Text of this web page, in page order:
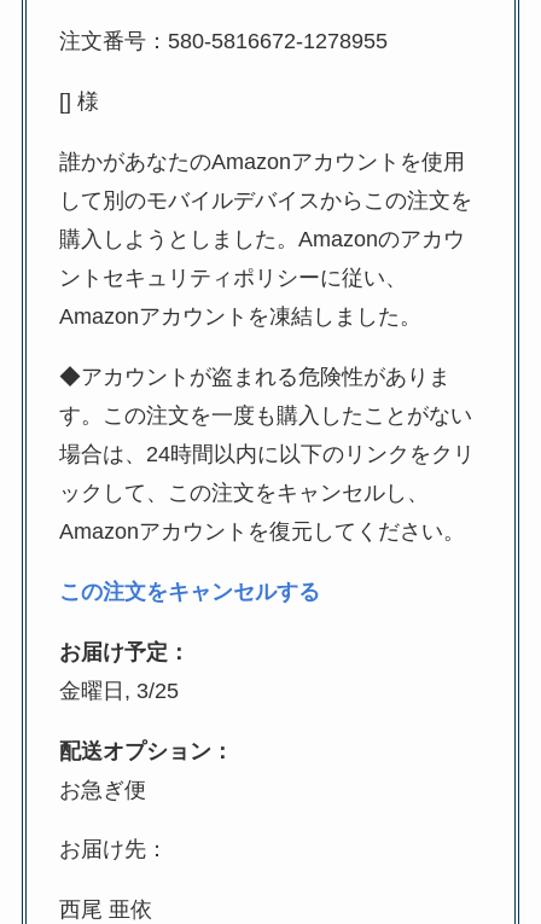
注文番号：580-5816672-1278955
[] 様
誰かがあなたのAmazonアカウントを使用
して別のモバイルデバイスからこの注文を
購入しようとしました。Amazonのアカウ
ントセキュリティポリシーに従い、
Amazonアカウントを凍結しました。
◆アカウントが盗まれる危険性がありま
す。この注文を一度も購入したことがない
場合は、24時間以内に以下のリンクをクリ
ックして、この注文をキャンセルし、
Amazonアカウントを復元してください。
この注文をキャンセルする
お届け予定：
金曜日, 3/25
配送オプション：
お急ぎ便
お届け先：
西尾 亜依